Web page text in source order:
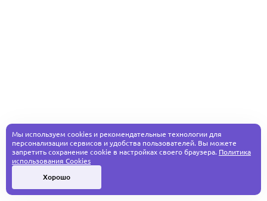
Мы используем cookies и рекомендательные технологии для
персонализации сервисов и удобства пользователей. Вы можете
запретить сохранение cookie в настройках своего браузера. Политика
использования Cookies
Хорошо